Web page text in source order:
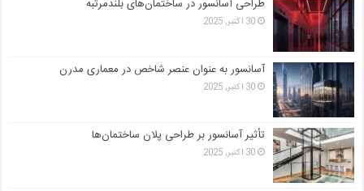
طراحی آسانسور در ساختمان‌های بلندمرتبه
30 اکتبر, 2025
آسانسور به عنوان عنصر شاخص در معماری مدرن
30 اکتبر, 2025
تأثیر آسانسور بر طراحی پلان ساختمان‌ها
30 اکتبر, 2025